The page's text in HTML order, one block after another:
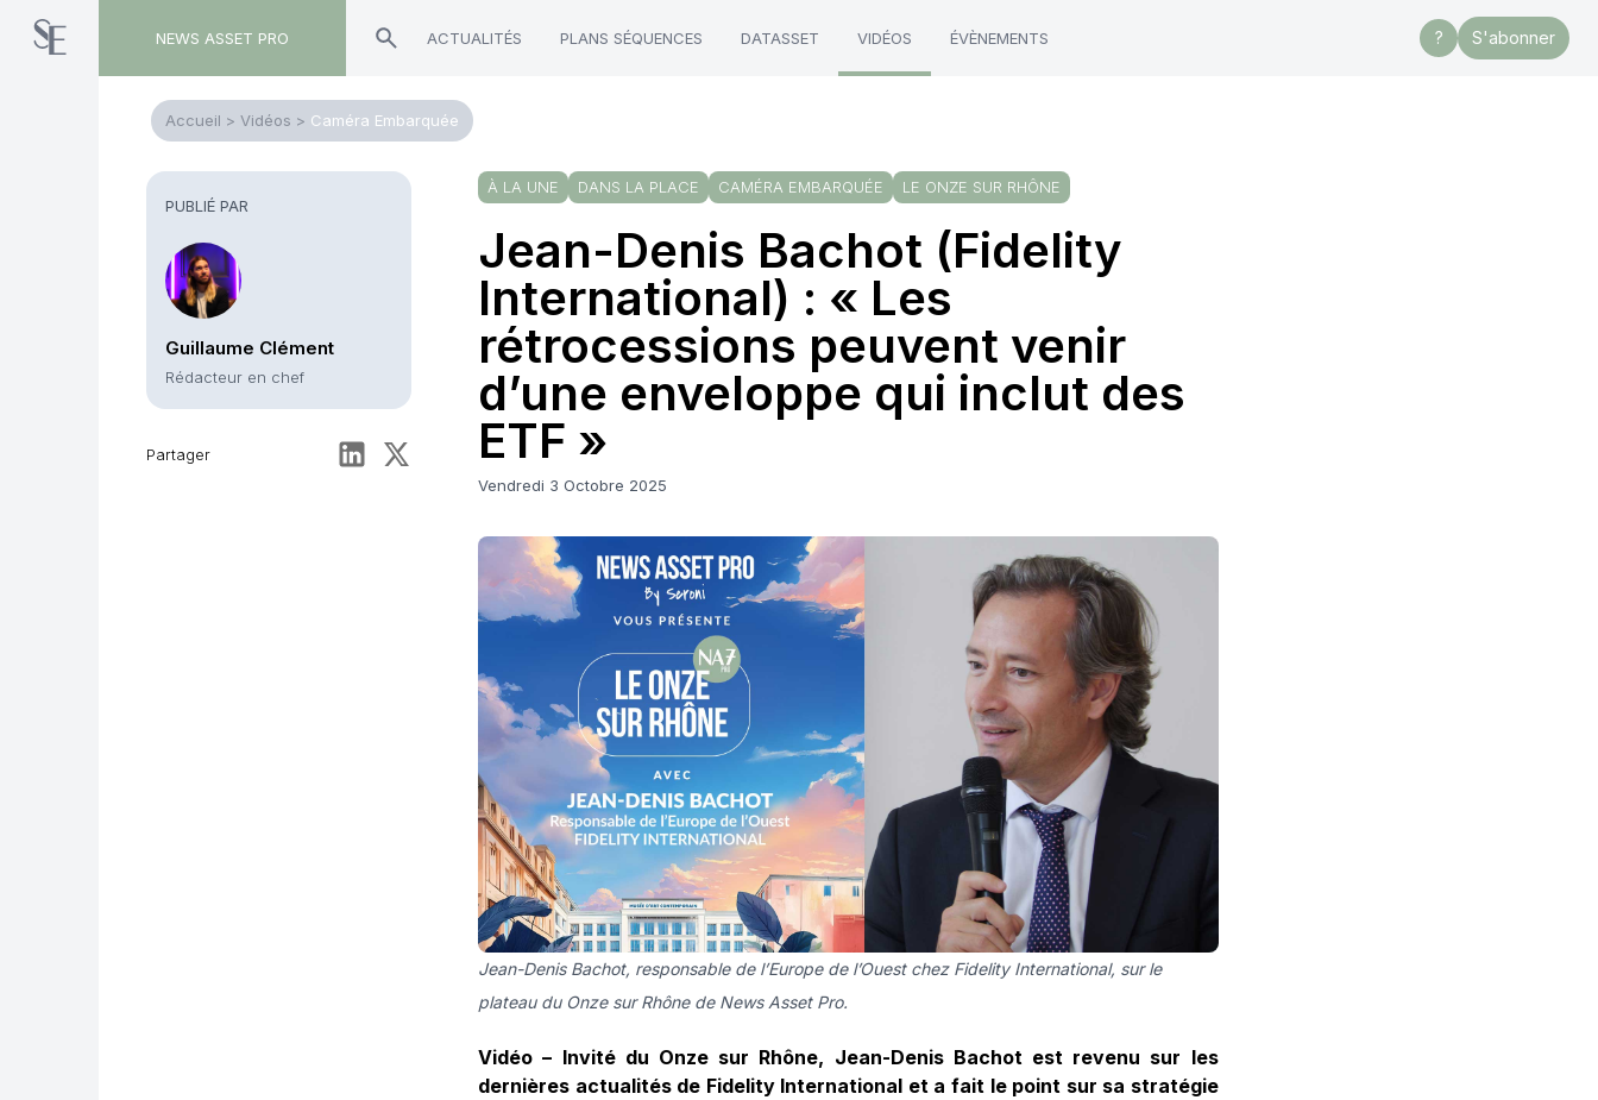
NEWS ASSET PRO ACTUALITÉS PLANS SÉQUENCES DATASSET VIDÉOS ÉVÈNEMENTS ? S'abonner
Accueil > Vidéos > Caméra Embarquée
PUBLIÉ PAR
Guillaume Clément
Rédacteur en chef
Partager
À LA UNE DANS LA PLACE CAMÉRA EMBARQUÉE LE ONZE SUR RHÔNE
Jean-Denis Bachot (Fidelity
International) : « Les
rétrocessions peuvent venir
d’une enveloppe qui inclut des
ETF »
Vendredi 3 Octobre 2025
Jean-Denis Bachot, responsable de l’Europe de l’Ouest chez Fidelity International, sur le
plateau du Onze sur Rhône de News Asset Pro.
Vidéo – Invité du Onze sur Rhône, Jean-Denis Bachot est revenu sur les
dernières actualités de Fidelity International et a fait le point sur sa stratégie